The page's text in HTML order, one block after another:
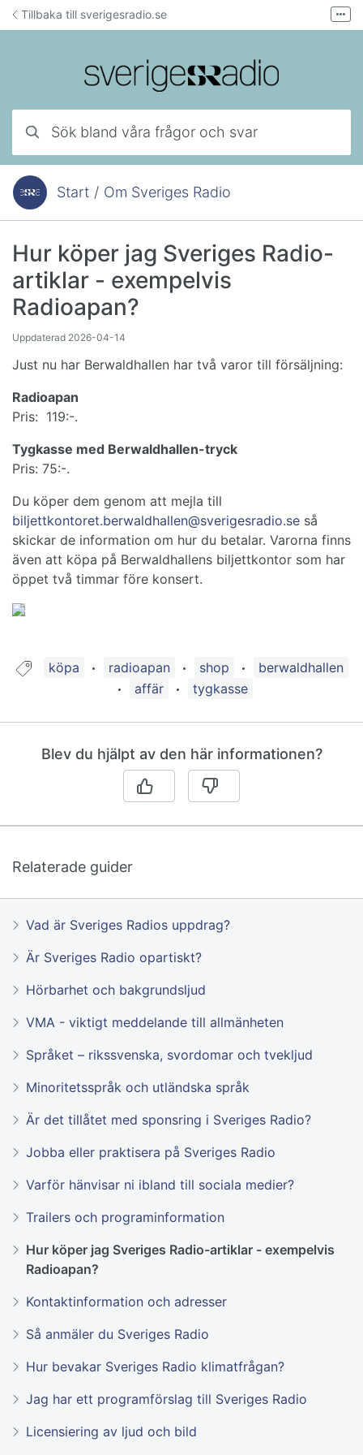
Hoppa till innehåll
Tillbaka till sverigesradio.se
Mejla lyssnarservice
Fler
Du är här:Start / Om Sveriges Radio
Hur köper jag Sveriges Radio-
artiklar - exempelvis
Radioapan?
Uppdaterad 2026-04-14
Just nu har Berwaldhallen har två varor till försäljning:
Radioapan
Pris: 119:-.
Tygkasse med Berwaldhallen-tryck
Pris: 75:-.
Du köper dem genom att mejla till
biljettkontoret.berwaldhallen@sverigesradio.se så
skickar de information om hur du betalar. Varorna finns
även att köpa på Berwaldhallens biljettkontor som har
öppet två timmar före konsert.
Guide taggad med:
köpa radioapan shop
berwaldhallen
affär
tygkasse
Blev du hjälpt av den här informationen?
Relaterade guider
Vad är Sveriges Radios uppdrag?
Är Sveriges Radio opartiskt?
Hörbarhet och bakgrundsljud
VMA - viktigt meddelande till allmänheten
Språket – rikssvenska, svordomar och tvekljud
Minoritetsspråk och utländska språk
Är det tillåtet med sponsring i Sveriges Radio?
Jobba eller praktisera på Sveriges Radio
Varför hänvisar ni ibland till sociala medier?
Trailers och programinformation
Hur köper jag Sveriges Radio-artiklar - exempelvis
Radioapan?
Kontaktinformation och adresser
Så anmäler du Sveriges Radio
Hur bevakar Sveriges Radio klimatfrågan?
Jag har ett programförslag till Sveriges Radio
Licensiering av ljud och bild